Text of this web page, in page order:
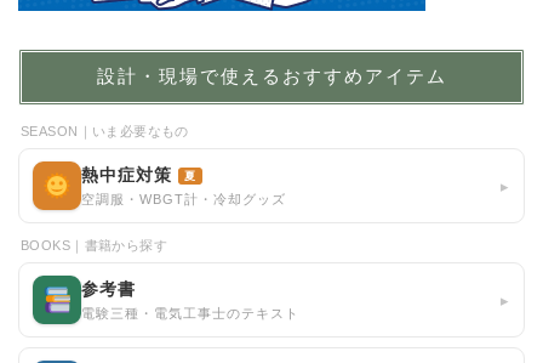
設計・現場で使えるおすすめアイテム
SEASON｜いま必要なもの
熱中症対策 夏
空調服・WBGT計・冷却グッズ
▸
BOOKS｜書籍から探す
参考書
電験三種・電気工事士のテキスト
▸